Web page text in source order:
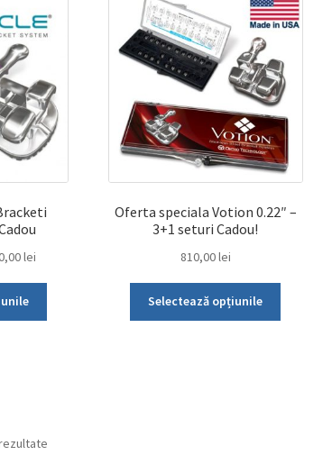
lei
2.000,00 lei.
pot
Oferta speciala Votion 0.22″ –
3+1 seturi Cadou!
810,00lei
Selectează opțiunile